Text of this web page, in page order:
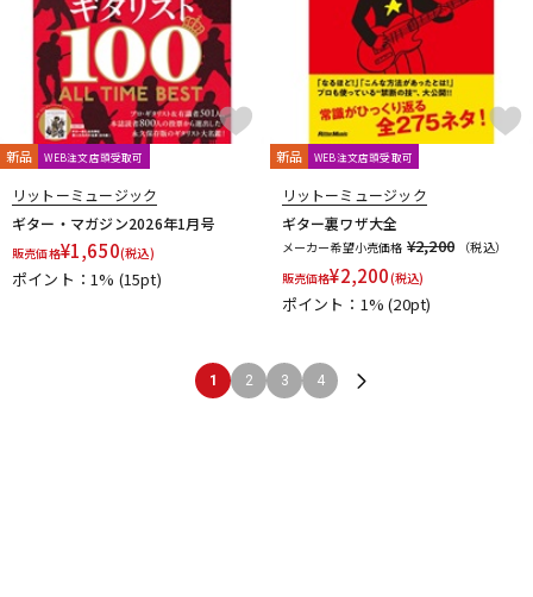
新品 WEB注文店頭受取可
リットーミュージック
ギター・マガジン2026年1月号
販売価格¥1,650(税込)
ポイント：1% (15pt)
新品 WEB注文店頭受取可
リットーミュージック
ギター裏ワザ大全
メーカー希望小売価格 ¥2,200
（税込）
販売価格¥2,200(税込)
ポイント：1%(20pt)
1 2 3 4